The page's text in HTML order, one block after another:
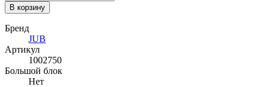
В корзину
Бренд
JUB
Артикул
1002750
Большой блок
Нет